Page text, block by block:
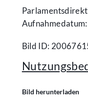
Bild ID:
Bild herunterladen